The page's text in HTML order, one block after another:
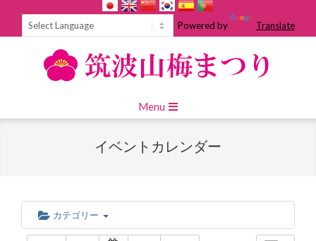
Powered by Translate
Navigation
Menu
イベントカレンダー
カテゴリー